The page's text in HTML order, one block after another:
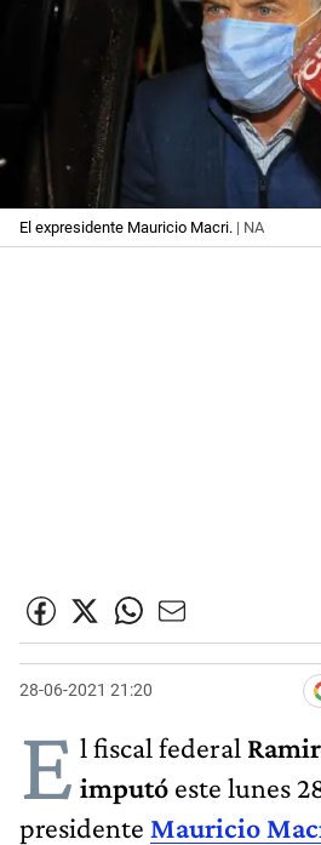
El expresidente Mauricio Macri. | NA
28-06-2021 21:20
E l fiscal federal
imputó este lunes
presidente Mauricio